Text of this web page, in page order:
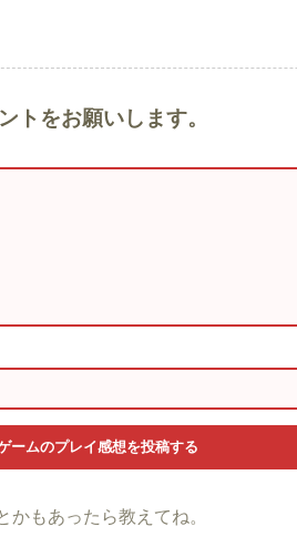
トをお願いします。
もあったら教えてね。